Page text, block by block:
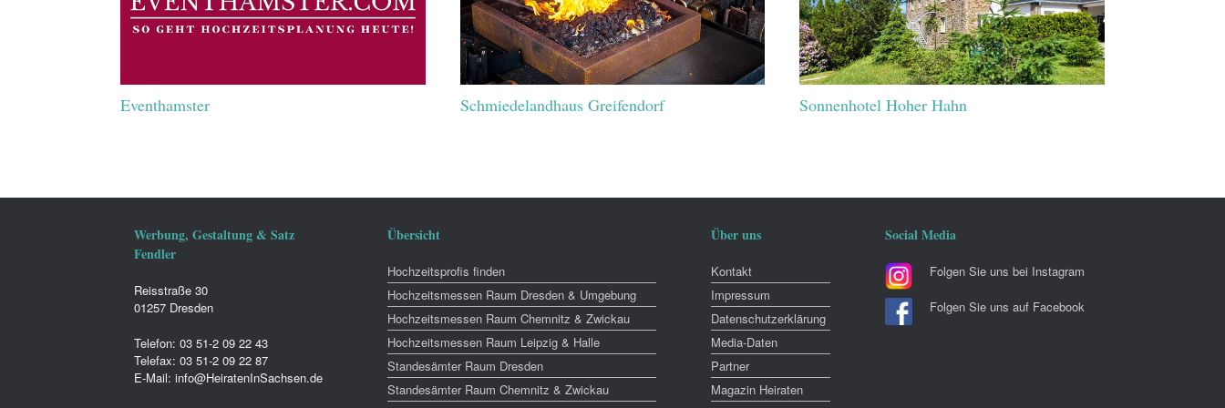
Eventhamster Schmiedelandhaus Greifendorf Sonnenhotel Hoher Hahn
Werbung, Gestaltung & Satz
Fendler
Reisstraße 30
01257 Dresden
Telefon: 03 51-2 09 22 43
Telefax: 03 51-2 09 22 87
E-Mail: info@HeiratenInSachsen.de
Übersicht
Hochzeitsprofis finden
Hochzeitsmessen Raum Dresden & Umgebung
Hochzeitsmessen Raum Chemnitz & Zwickau
Hochzeitsmessen Raum Leipzig & Halle
Standesämter Raum Dresden
Standesämter Raum Chemnitz & Zwickau
Über uns
Kontakt
Impressum
Datenschutzerklärung
Media-Daten
Partner
Magazin Heiraten
Social Media
Folgen Sie uns bei Instagram
Folgen Sie uns auf Facebook